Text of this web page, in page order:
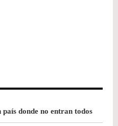
donde no entran todos